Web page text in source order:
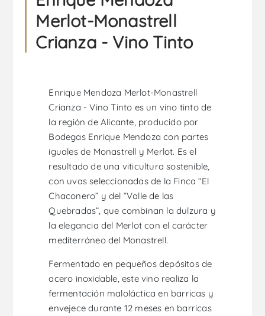
Merlot-Monastrell
Crianza - Vino Tinto
Enrique Mendoza Merlot-Monastrell
Crianza - Vino Tinto es un vino tinto de
la región de Alicante, producido por
Bodegas Enrique Mendoza con partes
iguales de Monastrell y Merlot. Es el
resultado de una viticultura sostenible,
con uvas seleccionadas de la Finca “El
Chaconero” y del “Valle de las
Quebradas”, que combinan la dulzura y
la elegancia del Merlot con el carácter
mediterráneo del Monastrell.
Fermentado en pequeños depósitos de
acero inoxidable, este vino realiza la
fermentación maloláctica en barricas y
envejece durante 12 meses en barricas